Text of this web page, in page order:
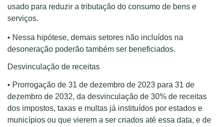
usado para reduzir a tributação do consumo de bens e
serviços.
• Nessa hipótese, demais setores não incluídos na
desoneração poderão também ser beneficiados.
Desvinculação de receitas
• Prorrogação de 31 de dezembro de 2023 para 31 de
dezembro de 2032, da desvinculação de 30% de receitas
dos impostos, taxas e multas já instituídos por estados e
municípios ou que vierem a ser criados até essa data, e de